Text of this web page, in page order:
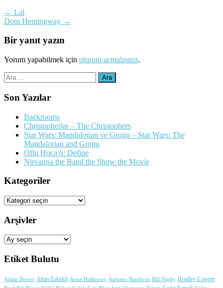
Yazı
dolaşımı
← Lal
Dom Hemingway →
Bir yanıt yazın
Yorum yapabilmek için oturum açmalısınız.
Arama:
Son Yazılar
Backrooms
Christopherlar – The Christophers
Star Wars: Mandalorian ve Grogu – Star Wars: The
Mandalorian and Grogu
Oflu Hoca 6: Define
Nirvanna the Band the Show the Movie
Kategoriler
Kategoriler
Arşivler
Arşivler
Etiket Bulutu
Adam Driver Altan Erkekli Anne Hathaway Antonio Banderas Bill Nighy Bradley Cooper